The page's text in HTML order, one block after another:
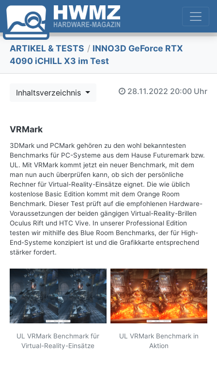
ARTIKEL & TESTS / INNO3D GeForce RTX
4090 iCHILL X3 im Test
Inhaltsverzeichnis 28.11.2022 20:00 Uhr
VRMark
3DMark und PCMark gehören zu den wohl bekanntesten
Benchmarks für PC-Systeme aus dem Hause Futuremark bzw.
UL. Mit VRMark kommt jetzt ein neuer Benchmark, mit dem
man nun auch überprüfen kann, ob sich der persönliche
Rechner für Virtual-Reality-Einsätze eignet. Die wie üblich
kostenlose Basic Edition kommt mit dem Orange Room
Benchmark. Dieser Test prüft auf die empfohlenen Hardware-
Voraussetzungen der beiden gängigen Virtual-Reality-Brillen
Oculus Rift und HTC Vive. In unserer Professional Edition
testen wir mithilfe des Blue Room Benchmarks, der für High-
End-Systeme konzipiert ist und die Grafikkarte entsprechend
stärker fordert.
UL VRMark Benchmark für
Virtual-Reality-Einsätze
UL VRMark Benchmark in
Aktion